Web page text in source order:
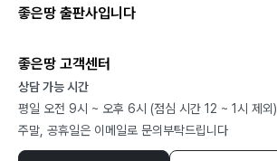
좋은땅 출판사입니다
좋은땅 고객센터
상담 가능 시간
평일 오전 9시 ~ 오후 6시 (점심 시간 12 ~ 1시 제외)
주말, 공휴일은 이메일로 문의부탁드립니다